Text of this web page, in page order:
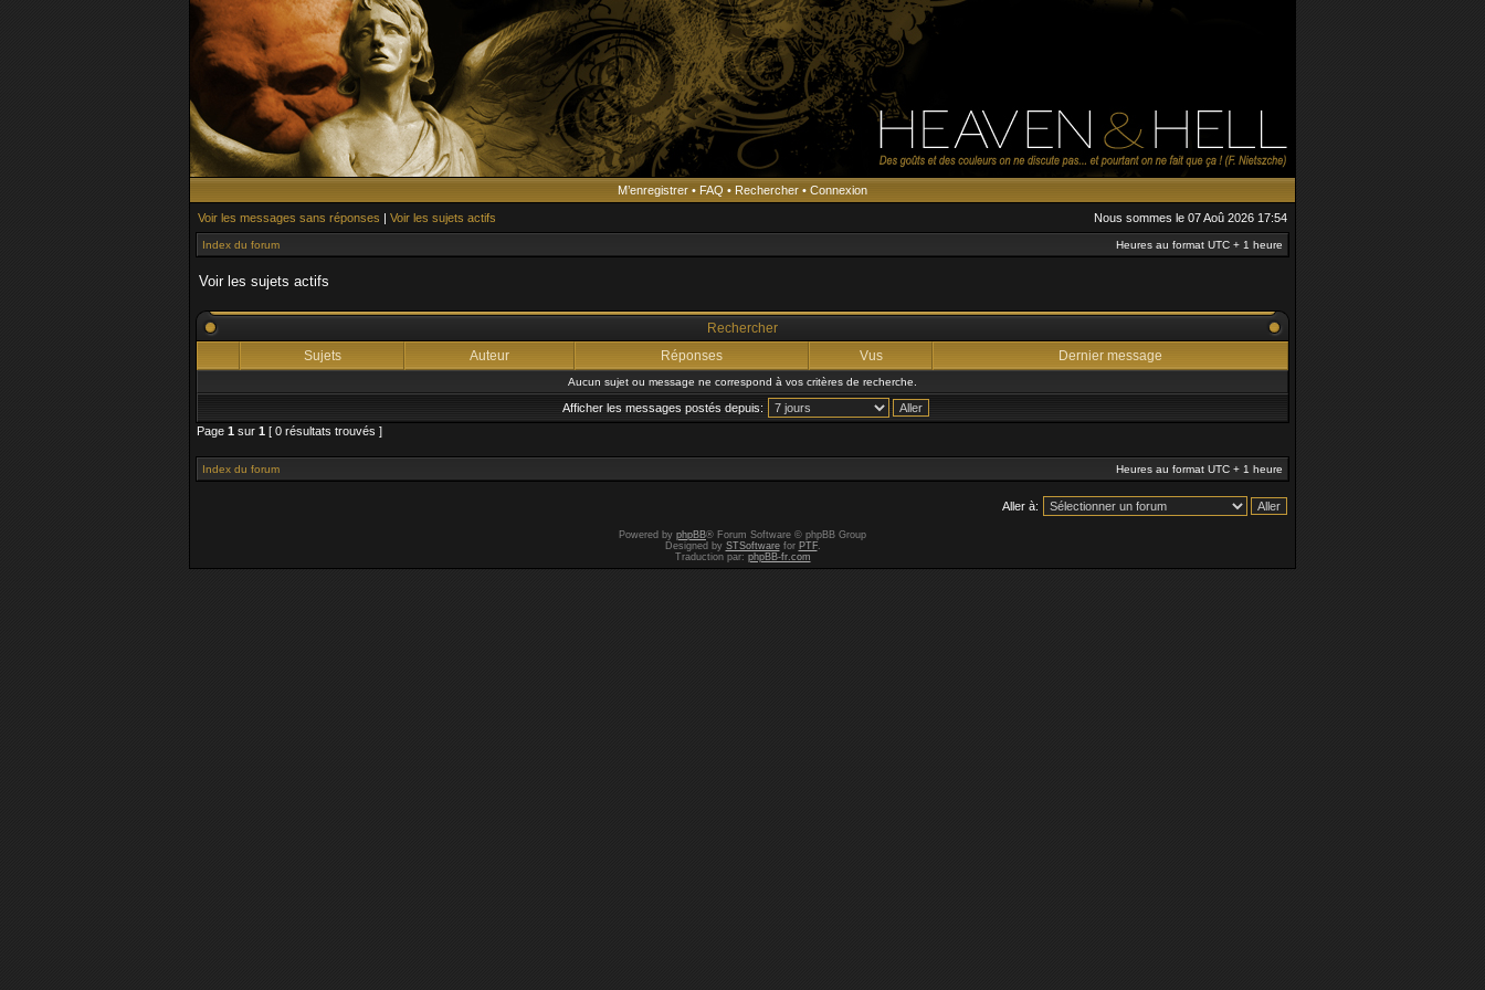
M’enregistrer • FAQ • Rechercher • Connexion
Voir les messages sans réponses | Voir les sujets actifs Nous sommes le 07 Aoû 2026 17:54
Index du forum Heures au format UTC + 1 heure
Voir les sujets actifs
Rechercher
Sujets
Auteur Réponses Vus Dernier message
Aucun sujet ou message ne correspond à vos critères de recherche.
Afficher les messages postés depuis:
Page 1 sur 1 [ 0 résultats trouvés ]
Index du forum Heures au format UTC + 1 heure
Aller à:
Powered by phpBB® Forum Software © phpBB Group
Designed by STSoftwarefor PTF.
Traduction par: phpBB-fr.com